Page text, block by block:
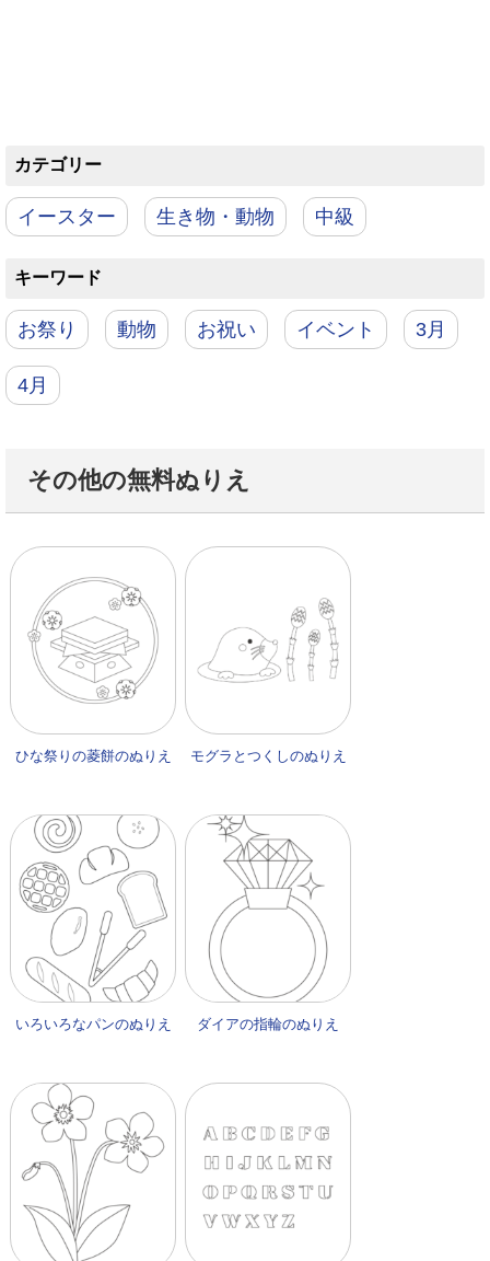
カテゴリー
イースター 生き物・動物 中級
キーワード
お祭り 動物 お祝い イベント 3月
4月
その他の無料ぬりえ
ひな祭りの菱餅のぬりえ モグラとつくしのぬりえ
いろいろなパンのぬりえ ダイアの指輪のぬりえ